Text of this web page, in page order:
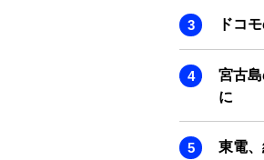
ドコ
宮古
に
東電
SMART
ADOPTABLE